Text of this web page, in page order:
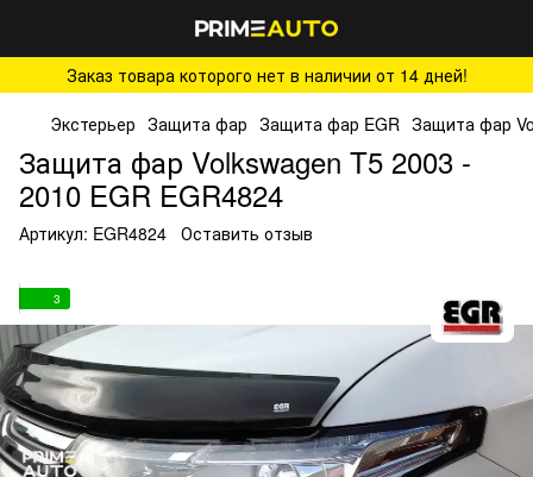
Заказ товара которого нет в наличии от 14 дней!
Экстерьер Защита фар Защита фар EGR Защита фар
Защита фар Volkswagen T5 2003 -
2010 EGR EGR4824
Артикул: EGR4824 Оставить отзыв
3